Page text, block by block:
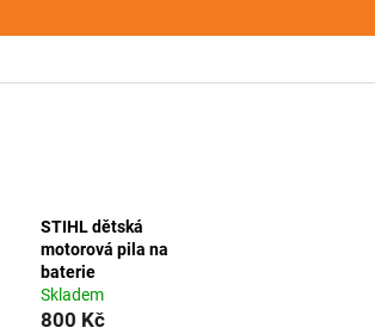
STIHL dětská
motorová pila na
baterie
Skladem
800 Kč